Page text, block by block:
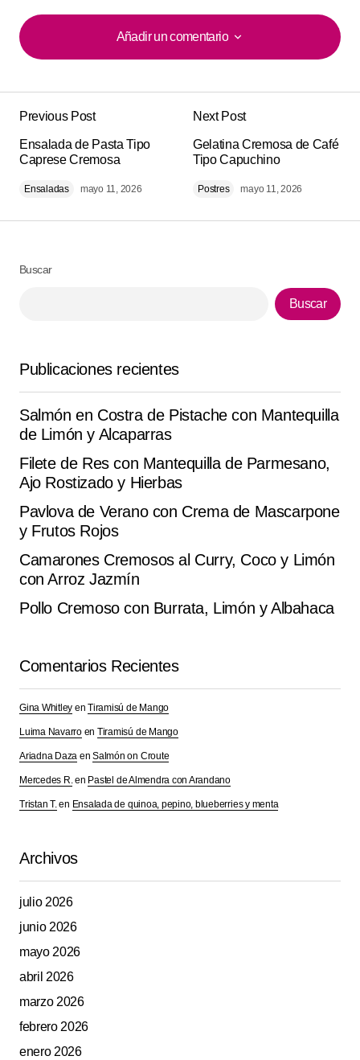
Añadir un comentario
Añadir un comentario
publicada. Los campos obligatorios están
marcados con
navegador para la próxima vez que comente.
Submit Comment
Previous Post
Ensalada de Pasta Tipo
Caprese Cremosa
Ensaladas mayo 11, 2026
Next Post
Gelatina Cremosa de Café
Tipo Capuchino
Postres mayo 11, 2026
Buscar
Buscar
Publicaciones recientes
Salmón en Costra de Pistache con Mantequilla
de Limón y Alcaparras
Filete de Res con Mantequilla de Parmesano,
Ajo Rostizado y Hierbas
Pavlova de Verano con Crema de Mascarpone
y Frutos Rojos
Camarones Cremosos al Curry, Coco y Limón
con Arroz Jazmín
Pollo Cremoso con Burrata, Limón y Albahaca
Comentarios Recientes
Gina Whitley enTiramisú de Mango
Luima Navarroen Tiramisú de Mango
Ariadna Daza enSalmón on Croute
Mercedes R.en Pastel de Almendra con Arandano
Tristan T.en Ensalada de quinoa, pepino, blueberries y menta
Archivos
julio 2026
junio 2026
mayo 2026
abril 2026
marzo 2026
febrero 2026
enero 2026